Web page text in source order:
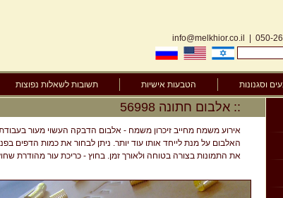
050-
info@melkhior.co.il
וסגנונות הטבעות אישיות תשובות לשאלות נפוצות
:: אלבום חתונה 56998
אירוע משמח מחייב זיכרון משמח - אלבום הדבקה העשוי מעור
האלבום על מנת לייחד אותו עוד יותר. ניתן לבחור את כמות הדפים
את התמונות בצורה בטוחה ולאורך זמן. בחוץ - כריכת עור מהודרת